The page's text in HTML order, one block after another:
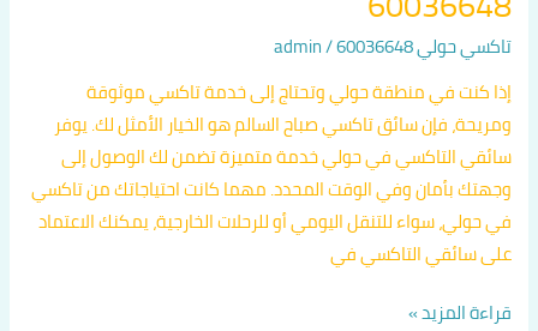
تاكسي حولي 60036648 /
admin
إذا كنت في منطقة حولي وتحتاج إلى خدمة تاكسي موثوقة
ومريحة، فإن سائق تاكسي صباح السالم هو الخيار الأمثل لك. يوفر
سائقي التاكسي في حولي خدمة متميزة تضمن لك الوصول إلى
وجهتك بأمان وفي الوقت المحدد. مهما كانت احتياجاتك من تاكسي
في حولي، سواء للتنقل اليومي أو للرحلات الخارجية، يمكنك الاعتماد
على سائقي التاكسي في
قراءة المزيد »